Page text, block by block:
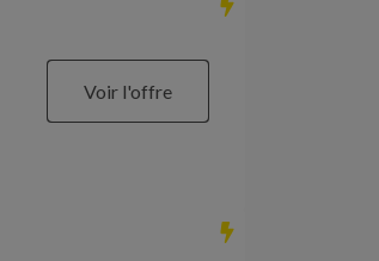
Voir l'offre